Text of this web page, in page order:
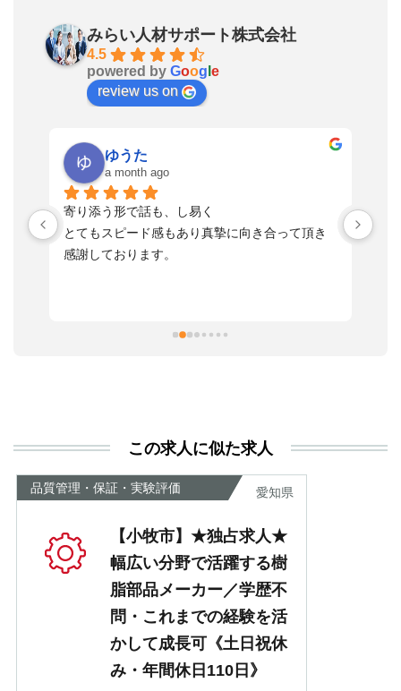
みらい人材サポート株式会社
4.5
powered by Goog e
review us on
ゆうた
a month ago
寄り添う形で話も、し易く
とてもスピード感もあり真摯に向き合って頂き
感謝しております。
が
この求人に似た求人
品質管理・保証・実験評価 愛知県
【小牧市】★独占求人★
幅広い分野で活躍する樹
脂部品メーカー／学歴不
問・これまでの経験を活
かして成長可《土日祝休
み・年間休日110日》